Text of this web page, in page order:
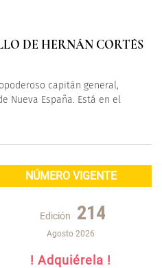
DE HERNÁN CORTÉS
capitán general,
Nueva España. Está en el
NÚMERO VIGENTE
Edición 214
Agosto 2026
! Adquiérela !